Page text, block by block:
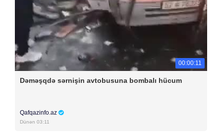
00:00:11
Dəməşqdə sərnişin avtobusuna bombalı hücum
Qafqazinfo.az
Dünən 03:11